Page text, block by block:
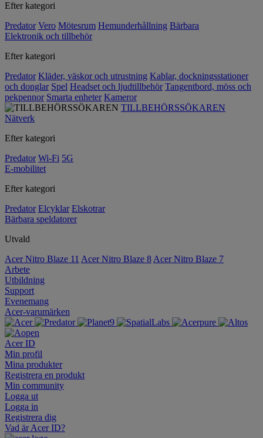
Efter kategori
Predator Vero Mötesrum Hemunderhållning Bärbara
Elektronik och tillbehör
Efter kategori
Predator Kläder, väskor och utrustning Kablar, dockningsstationer
och donglar Spel Headset och ljudtillbehör Tangentbord, möss och
pekpennor Smarta enheter Kameror
TILLBEHÖRSSÖKAREN
Nätverk
Efter kategori
Predator Wi-Fi 5G
E-mobilitet
Efter kategori
Predator Elcyklar Elskotrar
Bärbara speldatorer
Utvald
Acer Nitro Blaze 11 Acer Nitro Blaze 8 Acer Nitro Blaze 7
Arbete
Utbildning
Support
Evenemang
Acer-varumärken
Acer ID
Min profil
Mina produkter
Registrera en produkt
Min community
Logga ut
Logga in
Registrera dig
Vad är Acer ID?